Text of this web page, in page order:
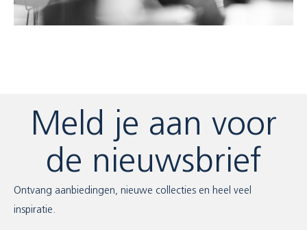
Meld je aan voor
de nieuwsbrief
Ontvang aanbiedingen, nieuwe collecties en heel veel
inspiratie.